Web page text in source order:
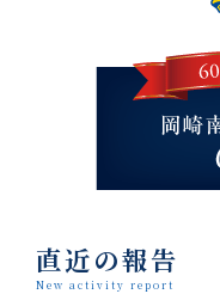
直近の報告
New activity report